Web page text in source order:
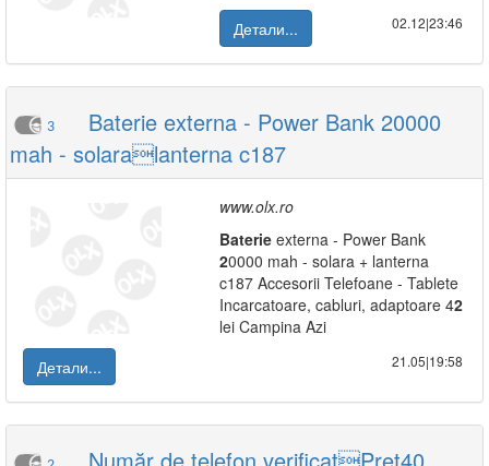
Детали...
02.12|23:46
3
Baterie externa - Power Bank 20000
mah - solaralanterna c187
www.olx.ro
Baterie externa - Power Bank
20000 mah - solara + lanterna
c187 Accesorii Telefoane - Tablete
Incarcatoare, cabluri, adaptoare 42
lei Campina Azi
Детали...
21.05|19:58